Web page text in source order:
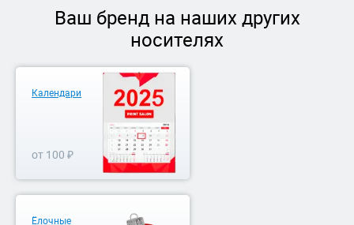
Ваш бренд на наших других
носителях
Календари
от 100 ₽
Ёлочные